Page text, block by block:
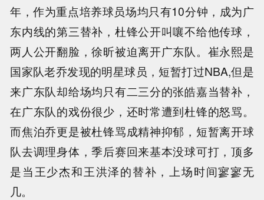
年，作为重点培养球员场均只有10分钟，成为广
东内线的第三替补，杜锋公开叫嚷不给他传球，
两人公开翻脸，徐昕被迫离开广东队。崔永熙是
国家队老乔发现的明星球员，短暂打过NBA,但是
来广东队却给场均只有二三分的张皓嘉当替补，
在广东队的戏份很少，还时常遭到杜锋的怒骂。
而焦泊乔更是被杜锋骂成精神抑郁，短暂离开球
队去调理身体，季后赛回来基本没球可打，顶多
是当王少杰和王洪泽的替补，上场时间寥寥无
几。